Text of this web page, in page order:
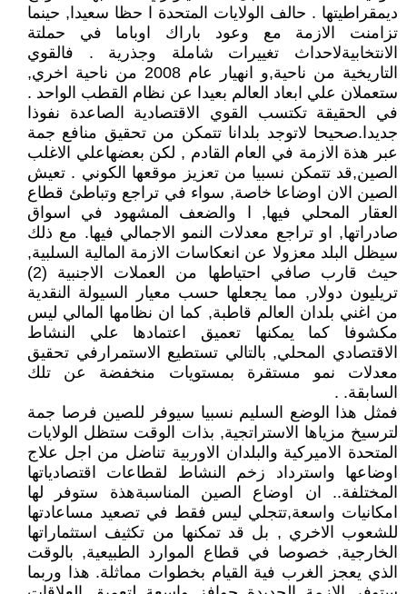
ديمقراطيتها . حالف الولايات المتحدة ا حظا سعيدا, حينما
تزامنت الازمة مع وعود باراك اوباما في حملتة
الانتخابيةلاحداث تغييرات شاملة وجذرية . فالقوي
التاريخية من ناحية,و انهيار عام 2008 من ناحية اخري,
ستعملان علي ابعاد العالم بعيدا عن نظام القطب الواحد .
في الحقيقة تكتسب القوي الاقتصادية الصاعدة نفوذا
جديدا.صحيحا لاتوجد بلدانا تتمكن من تحقيق منافع جمة
عبر هذة الازمة في العام القادم , لكن بعضهاعلي الاغلب
الصين,قد تتمكن نسبيا من تعزيز موقعها الكوني . تعيش
الصين الان اوضاعا خاصة, سواء في تراجع وتباطئ قطاع
العقار المحلي فيها, ا والضعف المشهود في اسواق
صادراتها, او تراجع معدلات النمو الاجمالي فيها. مع ذلك
سيظل البلد معزولا عن انعكاسات الازمة المالية السلبية,
حيث قارب صافي احتياطها من العملات الاجنبية (2)
تريليون دولار, مما يجعلها حسب معيار السيولة النقدية
من اغني بلدان العالم قاطبة, كما ان نظامها المالي ليس
مكشوفا كما يمكنها تعميق اعتمادها علي النشاط
الاقتصادي المحلي, بالتالي تستطيع الاستمرارفي تحقيق
معدلات نمو مستقرة بمستويات منخفضة عن تلك
السابقة. .
فمثل هذا الوضع السليم نسبيا سيوفر للصين فرصا جمة
لترسيخ مزياها الاستراتجية, بذات الوقت ستظل الولايات
المتحدة الاميركية والبلدان الاوربية تناضل من اجل علاج
اوضاعها واسترداد زخم النشاط لقطاعات اقتصادياتها
المختلفة.. ان اوضاع الصين المناسبةهذة ستوفر لها
امكانيات واسعة,تتجلي ليس فقط في تصعيد مساعادتها
للشعوب الاخري , بل قد تمكنها من تكثيف استثماراتها
الخارجية, خصوصا في قطاع الموارد الطبيعية, بالوقت
الذي يعجز الغرب فية القيام بخطوات مماثلة. هذا وربما